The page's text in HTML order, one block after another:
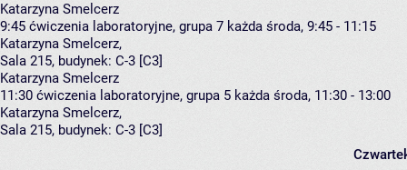
Katarzyna Smelcerz
9:45 ćwiczenia laboratoryjne, grupa 7 każda środa, 9:45 - 11:15
Katarzyna Smelcerz,
Sala 215, budynek: C-3 [C3]
Katarzyna Smelcerz
11:30 ćwiczenia laboratoryjne, grupa 5 każda środa, 11:30 - 13:00
Katarzyna Smelcerz,
Sala 215, budynek: C-3 [C3]